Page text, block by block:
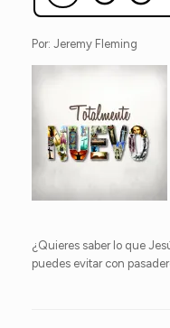
Por: Jeremy Fleming
¿Quieres saber lo que
puedes evitar con